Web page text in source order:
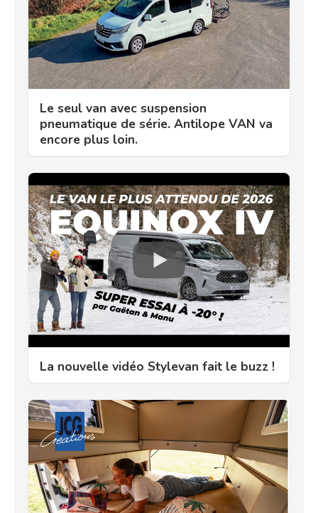
Le seul van avec suspension
pneumatique de série. Antilope VAN va
encore plus loin.
La nouvelle vidéo Stylevan fait le buzz !